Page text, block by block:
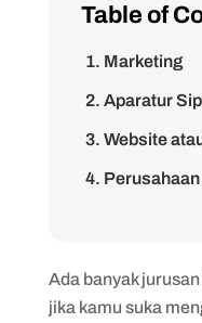
Table of
1. Marketing
2. Aparatur
3. Website
4.
Ada banyak
jika kamu suka